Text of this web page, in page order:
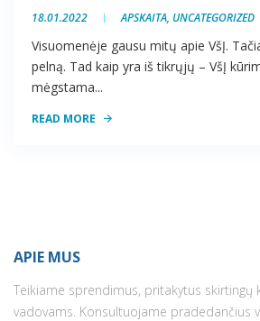
18.01.2022 APSKAITA, UNCATEGORIZED
Visuomenėje gausu mitų apie VšĮ.
pelną. Tad kaip yra iš tikrųjų – VšĮ
mėgstama...
READ MORE
APIE MUS
Teikiame sprendimus, pritakytus skirtingų
vadovams. Konsultuojame pradedančius